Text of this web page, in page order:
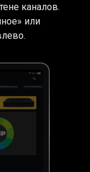
каналов.
или